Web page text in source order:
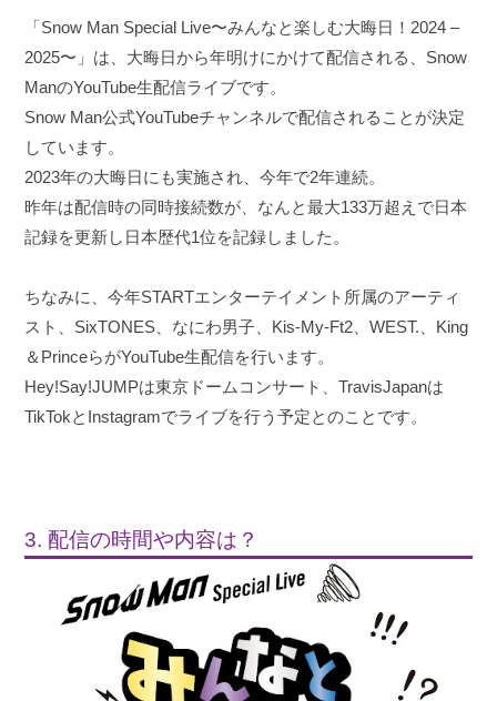
「Snow Man Special Live〜みんなと楽しむ大晦日！2024 –
2025〜」は、大晦日から年明けにかけて配信される、Snow
ManのYouTube生配信ライブです。
Snow Man公式YouTubeチャンネルで配信されることが決定
しています。
2023年の大晦日にも実施され、今年で2年連続。
昨年は配信時の同時接続数が、なんと最大133万超えで日本
記録を更新し日本歴代1位を記録しました。
ちなみに、今年STARTエンターテイメント所属のアーティ
スト、SixTONES、なにわ男子、Kis-My-Ft2、WEST.、King
＆PrinceらがYouTube生配信を行います。
Hey!Say!JUMPは東京ドームコンサート、TravisJapanは
TikTokとInstagramでライブを行う予定とのことです。
3. 配信の時間や内容は？